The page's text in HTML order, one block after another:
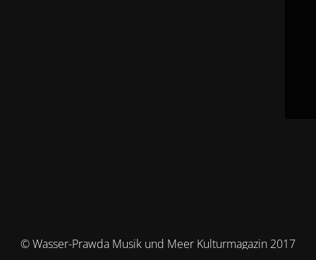
© Wasser-Prawda Musik und Meer Kulturmagazin 2017